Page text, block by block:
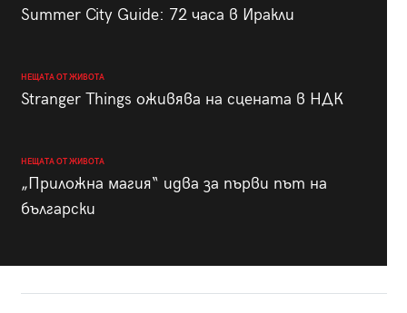
Summer City Guide: 72 часа в Иракли
НЕЩАТА ОТ ЖИВОТА
Stranger Things оживява на сцената в НДК
НЕЩАТА ОТ ЖИВОТА
„Приложна магия“ идва за първи път на
български